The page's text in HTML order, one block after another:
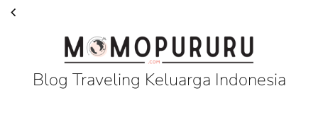
Blog Traveling Keluarga Indonesia